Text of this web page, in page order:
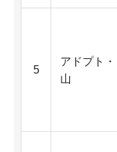
5
アドプト
山